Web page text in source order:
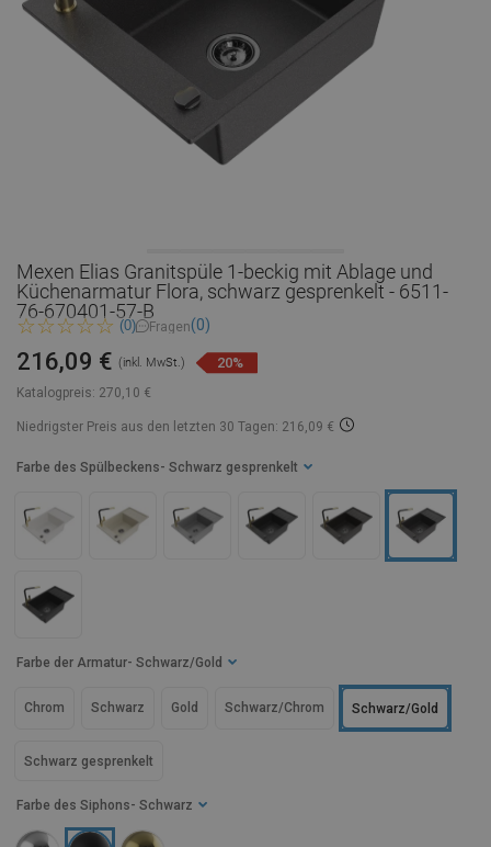
Mexen Elias Granitspüle 1-beckig mit Ablage und
Küchenarmatur Flora, schwarz gesprenkelt - 6511-
76-670401-57-B
(0) Fragen(0)
Katalogpreis: 270,10 €
216,09 € (inkl. MwSt.) 20%
Niedrigster Preis aus den letzten 30 Tagen: 216,09 €
Farbe des Siphons - Schwarz
Farbe des Spülbeckens - Schwarz gesprenkelt
Farbe der Armatur - Schwarz/Gold
Gold
Chrom Schwarz Schwarz/Gold
Schwarz/Chrom
Schwarz gesprenkelt